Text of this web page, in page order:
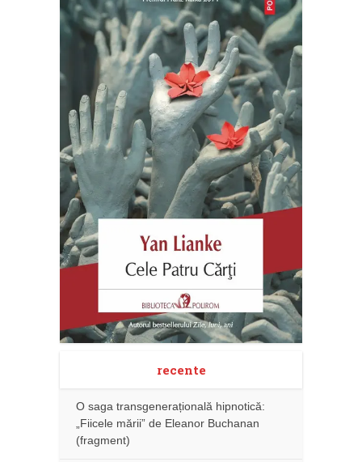
recente
O saga transgenerațională hipnotică:
„Fiicele mării” de Eleanor Buchanan
(fragment)